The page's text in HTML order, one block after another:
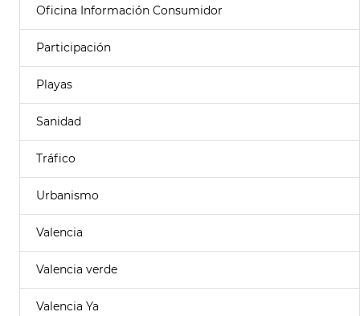
Oficina Información Consumidor
Participación
Playas
Sanidad
Tráfico
Urbanismo
Valencia
Valencia verde
Valencia Ya